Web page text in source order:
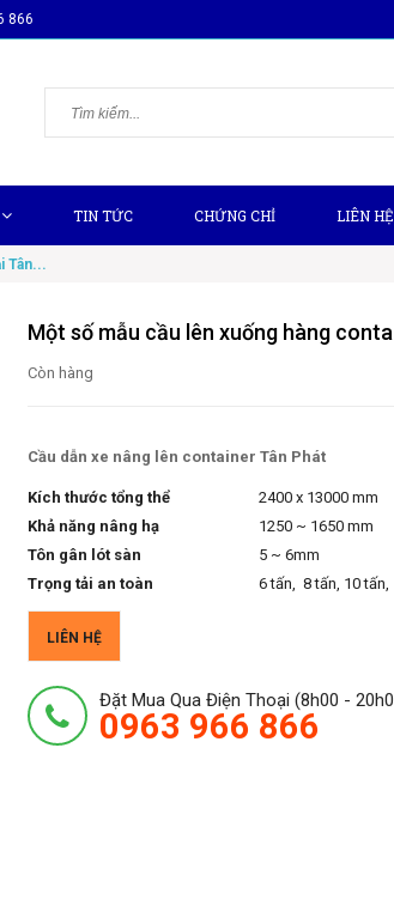
866
TIN TỨC CHỨNG CHỈ LIÊN HỆ
Tân...
Một số mẫu cầu lên xuống hàng
Còn hàng
Cầu dẫn xe nâng lên container Tân Phát
Kích thước tổng thể
2400 x 13000 mm
Khả năng nâng hạ
1250 ~ 1650 mm
Tôn gân lót sàn
5 ~ 6mm
Trọng tải an toàn
6 tấn, 8 tấn, 10 tấn,
LIÊN HỆ
Đặt Mua Qua Điện Thoại (8h00 -
0963 966 866